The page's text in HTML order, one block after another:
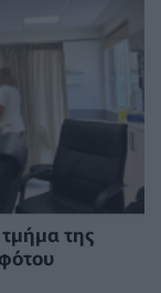
της